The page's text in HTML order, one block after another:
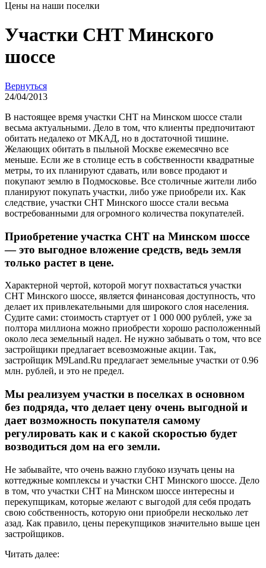
Цены на наши поселки
Участки СНТ Минского
шоссе
Вернуться
24/04/2013
В настоящее время участки СНТ на Минском шоссе стали
весьма актуальными. Дело в том, что клиенты предпочитают
обитать недалеко от МКАД, но в достаточной тишине.
Желающих обитать в пыльной Москве ежемесячно все
меньше. Если же в столице есть в собственности квадратные
метры, то их планируют сдавать, или вовсе продают и
покупают землю в Подмосковье. Все столичные жители либо
планируют покупать участки, либо уже приобрели их. Как
следствие, участки СНТ Минского шоссе стали весьма
востребованными для огромного количества покупателей.
Приобретение участка СНТ на Минском шоссе
— это выгодное вложение средств, ведь земля
только растет в цене.
Характерной чертой, которой могут похвастаться участки
СНТ Минского шоссе, является финансовая доступность, что
делает их привлекательными для широкого слоя населения.
Судите сами: стоимость стартует от 1 000 000 рублей, уже за
полтора миллиона можно приобрести хорошо расположенный
около леса земельный надел. Не нужно забывать о том, что все
застройщики предлагает всевозможные акции. Так,
застройщик M9Land.Ru предлагает земельные участки от 0.96
млн. рублей, и это не предел.
Мы реализуем участки в поселках в основном
без подряда, что делает цену очень выгодной и
дает возможность покупателя самому
регулировать как и с какой скоростью будет
возводиться дом на его земли.
Не забывайте, что очень важно глубоко изучать цены на
коттеджные комплексы и участки СНТ Минского шоссе. Дело
в том, что участки СНТ на Минском шоссе интересны и
перекупщикам, которые желают с выгодой для себя продать
свою собственность, которую они приобрели несколько лет
азад. Как правило, цены перекупщиков значительно выше цен
застройщиков.
Читать далее: